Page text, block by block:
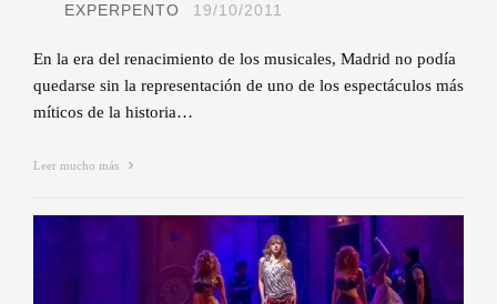
EXPERPENTO 19/10/2011
En la era del renacimiento de los musicales, Madrid no podía
quedarse sin la representación de uno de los espectáculos más
míticos de la historia…
Leer mucho más